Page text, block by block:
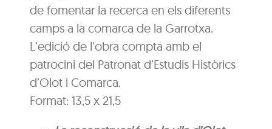
de fomentar la recerca en els diferents
camps a la comarca de la Garrotxa.
L’edició de l’obra compta amb el
patrocini del Patronat d’Estudis Històrics
d’Olot i Comarca.
Format: 13,5 x 21,5